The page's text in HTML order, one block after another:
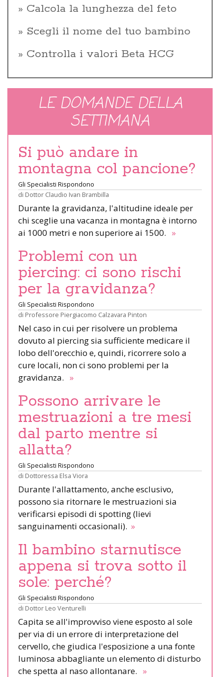
Calcola la lunghezza del feto
Scegli il nome del tuo bambino
Controlla i valori Beta HCG
LE DOMANDE DELLA
SETTIMANA
Si può andare in
montagna col pancione?
Gli Specialisti Rispondono
di Dottor Claudio Ivan Brambilla
Durante la gravidanza, l'altitudine ideale per
chi sceglie una vacanza in montagna è intorno
ai 1000 metri e non superiore ai 1500. »
Problemi con un
piercing: ci sono rischi
per la gravidanza?
Gli Specialisti Rispondono
di Professore Piergiacomo Calzavara Pinton
Nel caso in cui per risolvere un problema
dovuto al piercing sia sufficiente medicare il
lobo dell'orecchio e, quindi, ricorrere solo a
cure locali, non ci sono problemi per la
gravidanza. »
Possono arrivare le
mestruazioni a tre mesi
dal parto mentre si
allatta?
Gli Specialisti Rispondono
di Dottoressa Elsa Viora
Durante l'allattamento, anche esclusivo,
possono sia ritornare le mestruazioni sia
verificarsi episodi di spotting (lievi
sanguinamenti occasionali). »
Il bambino starnutisce
appena si trova sotto il
sole: perché?
Gli Specialisti Rispondono
di Dottor Leo Venturelli
Capita se all'improvviso viene esposto al sole
per via di un errore di interpretazione del
cervello, che giudica l'esposizione a una fonte
luminosa abbagliante un elemento di disturbo
che spetta al naso allontanare. »